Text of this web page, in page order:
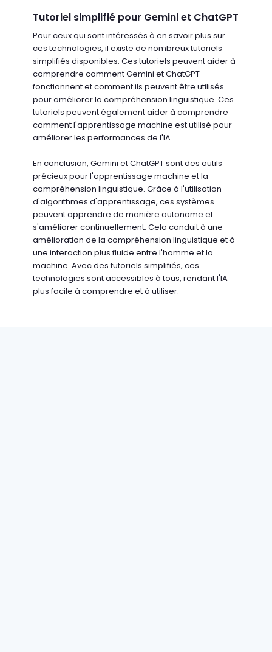
Tutoriel simplifié pour Gemini et ChatGPT
Pour ceux qui sont intéressés à en savoir plus sur
ces technologies, il existe de nombreux tutoriels
simplifiés disponibles. Ces tutoriels peuvent aider à
comprendre comment Gemini et ChatGPT
fonctionnent et comment ils peuvent être utilisés
pour améliorer la compréhension linguistique. Ces
tutoriels peuvent également aider à comprendre
comment l'apprentissage machine est utilisé pour
améliorer les performances de l'IA.
En conclusion, Gemini et ChatGPT sont des outils
précieux pour l'apprentissage machine et la
compréhension linguistique. Grâce à l'utilisation
d'algorithmes d'apprentissage, ces systèmes
peuvent apprendre de manière autonome et
s'améliorer continuellement. Cela conduit à une
amélioration de la compréhension linguistique et à
une interaction plus fluide entre l'homme et la
machine. Avec des tutoriels simplifiés, ces
technologies sont accessibles à tous, rendant l'IA
plus facile à comprendre et à utiliser.